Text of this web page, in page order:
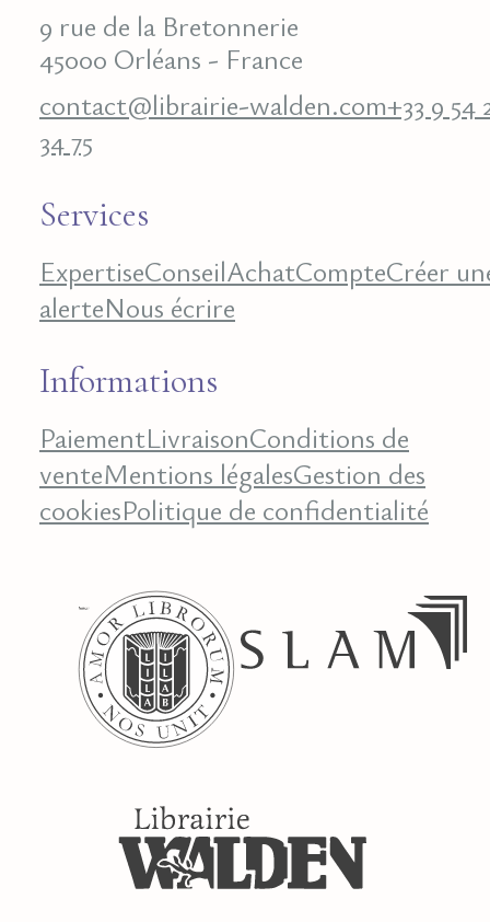
9 rue de la Bretonnerie
45000 Orléans - France
contact@librairie-walden.com+33 9 54
34 75
Services
ExpertiseConseilAchatCompteCréer
alerteNous écrire
Informations
PaiementLivraisonConditions de
venteMentions légalesGestion des
cookiesPolitique de confidentialité